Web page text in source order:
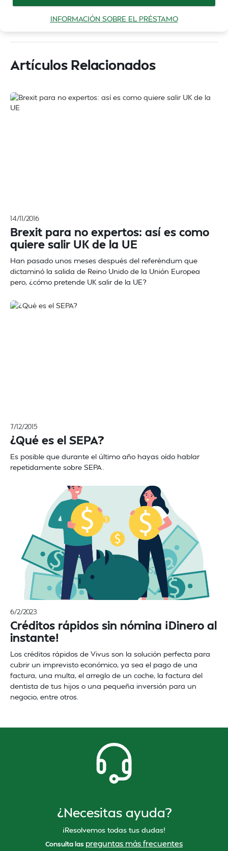
INFORMACIÓN SOBRE EL PRÉSTAMO
Artículos Relacionados
14/11/2016
Brexit para no expertos: así es como
quiere salir UK de la UE
Han pasado unos meses después del referéndum que
dictaminó la salida de Reino Unido de la Unión Europea
pero, ¿cómo pretende UK salir de la UE?
7/12/2015
¿Qué es el SEPA?
Es posible que durante el último año hayas oído hablar
repetidamente sobre SEPA.
6/2/2023
Créditos rápidos sin nómina ¡Dinero al
instante!
Los créditos rápidos de Vivus son la solución perfecta para
cubrir un imprevisto económico, ya sea el pago de una
factura, una multa, el arreglo de un coche, la factura del
dentista de tus hijos o una pequeña inversión para un
negocio, entre otros.
¿Necesitas ayuda?
¡Resolvemos todas tus dudas!
Consulta las preguntas más frecuentes